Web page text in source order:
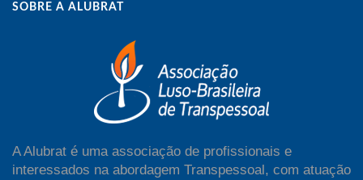
SOBRE A ALUBRAT
A Alubrat é uma associação de profissionais e
interessados na abordagem Transpessoal, com atuação